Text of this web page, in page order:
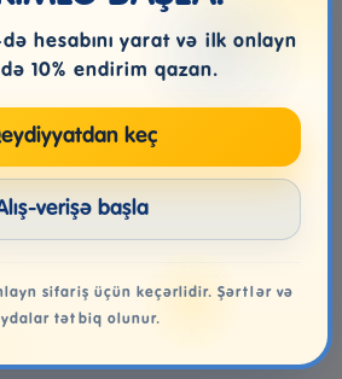
hesabını yarat və ilk onlayn
10% endirim qazan.
keç
verişə başla
sifariş üçün keçərlidir. Şərtlər və
tətbiq olunur.